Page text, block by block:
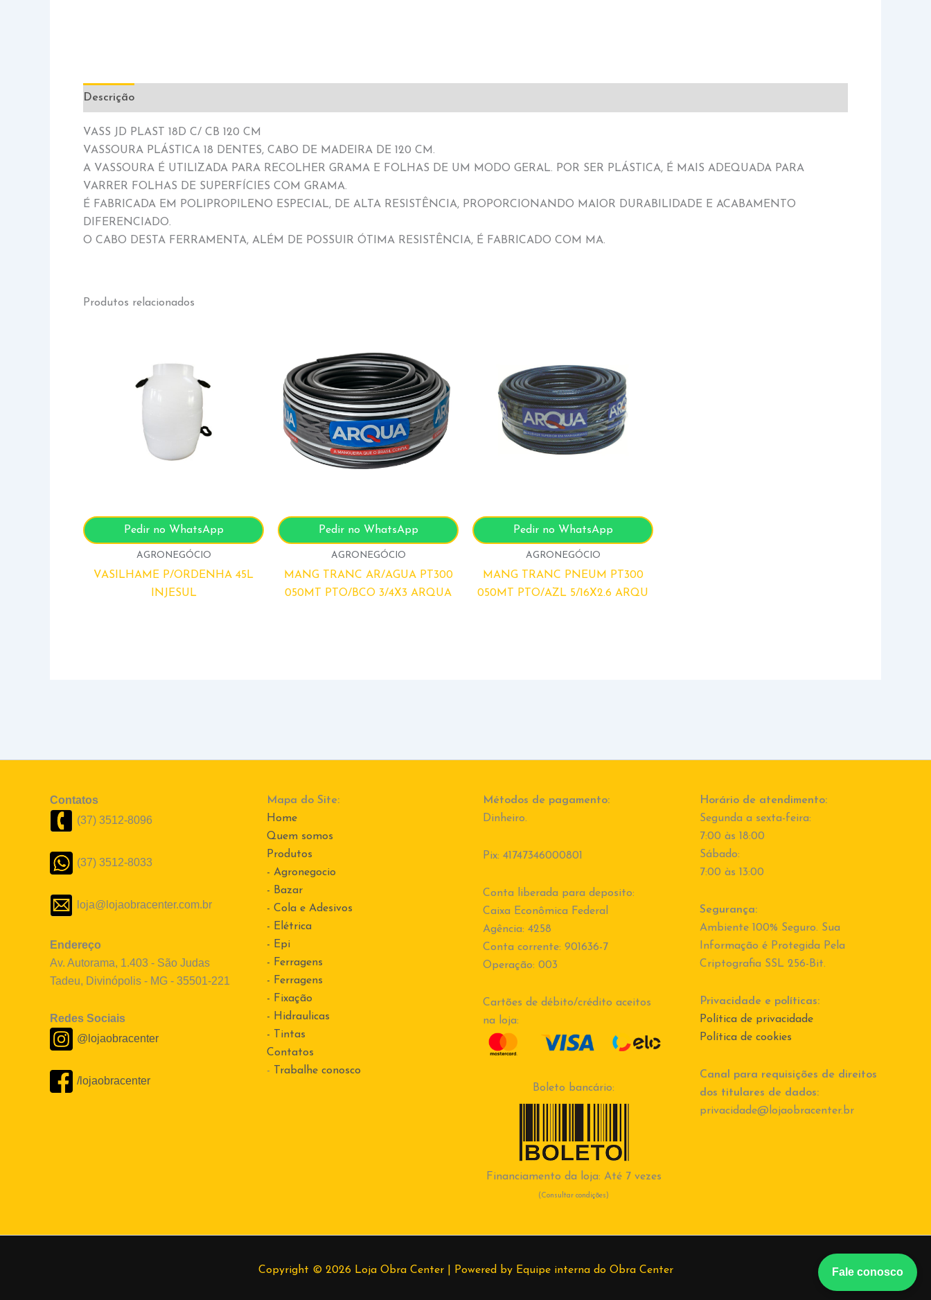
Descrição
VASS JD PLAST 18D C/ CB 120 CM
VASSOURA PLÁSTICA 18 DENTES, CABO DE MADEIRA DE 120 CM.
A VASSOURA É UTILIZADA PARA RECOLHER GRAMA E FOLHAS DE UM MODO GERAL. POR SER PLÁSTICA, É MAIS ADEQUADA PARA
VARRER FOLHAS DE SUPERFÍCIES COM GRAMA.
É FABRICADA EM POLIPROPILENO ESPECIAL, DE ALTA RESISTÊNCIA, PROPORCIONANDO MAIOR DURABILIDADE E ACABAMENTO
DIFERENCIADO.
O CABO DESTA FERRAMENTA, ALÉM DE POSSUIR ÓTIMA RESISTÊNCIA, É FABRICADO COM MA.
Produtos relacionados
Pedir no WhatsApp
AGRONEGÓCIO
VASILHAME P/ORDENHA 45L
INJESUL
Pedir no WhatsApp
AGRONEGÓCIO
MANG TRANC AR/AGUA PT300
050MT PTO/BCO 3/4X3 ARQUA
Pedir no WhatsApp
AGRONEGÓCIO
MANG TRANC PNEUM PT300
050MT PTO/AZL 5/16X2.6 ARQU
Contatos
(37) 3512-8096
(37) 3512-8033
loja@lojaobracenter.com.br
Endereço
Av. Autorama, 1.403 - São Judas
Tadeu, Divinópolis - MG - 35501-221
Redes Sociais
@lojaobracenter
/lojaobracenter
Mapa do Site:
Home
Quem somos
Produtos
- Agronegocio
- Bazar
- Cola e Adesivos
- Elétrica
- Epi
- Ferragens
- Ferragens
- Fixação
- Hidraulicas
- Tintas
Contatos
- Trabalhe conosco
Métodos de pagamento:
Dinheiro.
Pix: 41747346000801
Conta liberada para deposito:
Caixa Econômica Federal
Agência: 4258
Conta corrente: 901636-7
Operação: 003
Cartões de débito/crédito aceitos
na loja:
Boleto bancário:
Financiamento da loja: Até 7 vezes
(Consultar condições)
Horário de atendimento:
Segunda a sexta-feira:
7:00 às 18:00
Sábado:
7:00 às 13:00
Segurança:
Ambiente 100% Seguro. Sua
Informação é Protegida Pela
Criptografia SSL 256-Bit.
Privacidade e políticas:
Política de privacidade
Política de cookies
Canal para requisições de direitos
dos titulares de dados:
privacidade@lojaobracenter.br
Fale conosco
Copyright © 2026 Loja Obra Center | Powered by Equipe interna do Obra Center